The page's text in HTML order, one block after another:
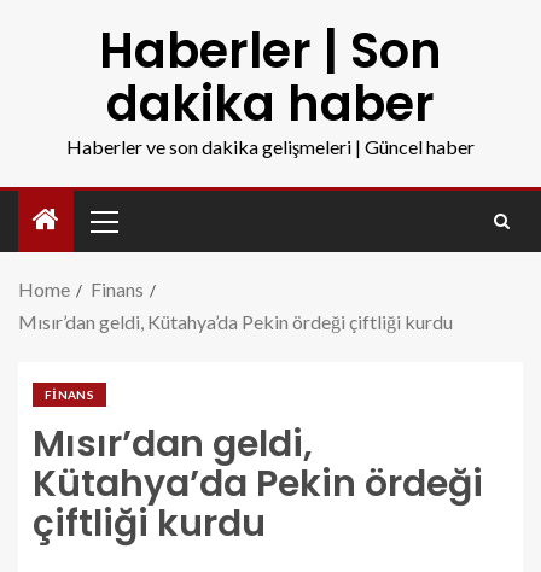
Haberler | Son
dakika haber
Haberler ve son dakika gelişmeleri | Güncel haber
Home
Finans
Mısır’dan geldi, Kütahya’da Pekin ördeği çiftliği kurdu
FINANS
Mısır’dan geldi,
Kütahya’da Pekin ördeği
çiftliği kurdu